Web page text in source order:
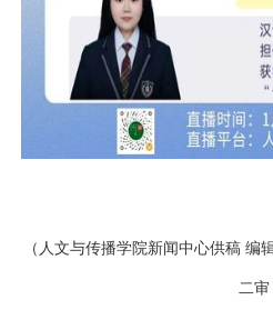
（人文与传播学院新闻中心供稿 编
二审